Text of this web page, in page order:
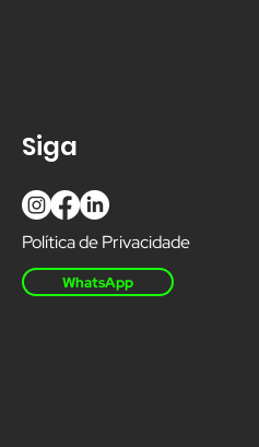
Siga
Política de Privacidade
WhatsApp